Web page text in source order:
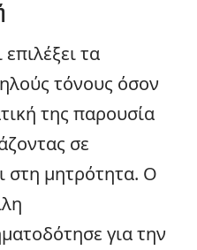
τα
τόνους όσον
της παρουσία
σε
στη μητρότητα. Ο
για την